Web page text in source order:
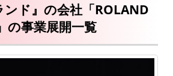
ンド』の会社「ROLAND
の事業展開一覧